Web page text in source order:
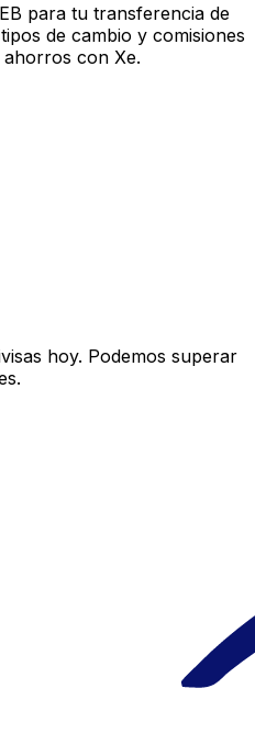
para tu transferencia de
de cambio y comisiones
con Xe.
hoy. Podemos superar